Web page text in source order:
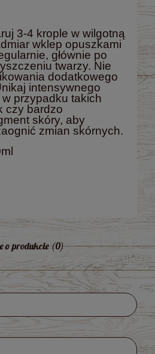
3-4 krople w wilgotną
wklep opuszkami
głównie po
twarzy. Nie
dodatkowego
intensywnego
przypadku takich
czy bardzo
skóry, aby
zmian skórnych.
o produkcie (0)